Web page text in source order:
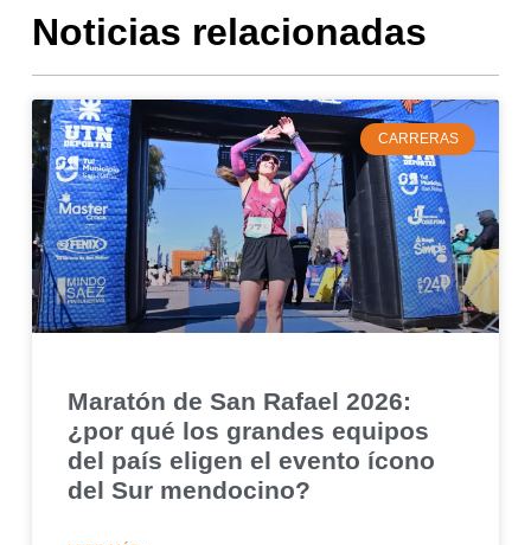
Noticias relacionadas
CARRERAS
Maratón de San Rafael 2026:
¿por qué los grandes equipos
del país eligen el evento ícono
del Sur mendocino?